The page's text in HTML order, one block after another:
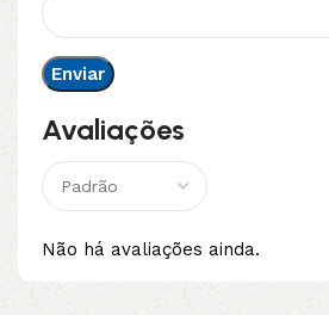
Avaliações
Não há avaliações ainda.